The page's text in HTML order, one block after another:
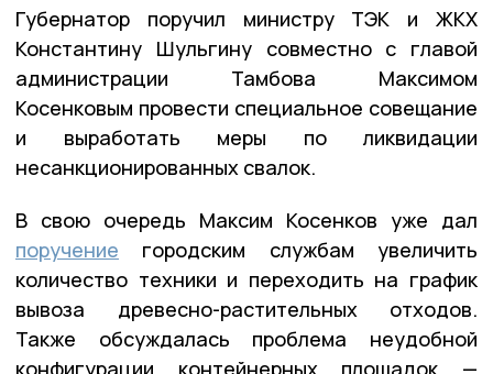
Губернатор поручил министру ТЭК и ЖКХ
Константину Шульгину совместно с главой
администрации Тамбова Максимом
Косенковым провести специальное совещание
и выработать меры по ликвидации
несанкционированных свалок.
В свою очередь Максим Косенков уже дал
поручение городским службам увеличить
количество техники и переходить на график
вывоза древесно-растительных отходов.
Также обсуждалась проблема неудобной